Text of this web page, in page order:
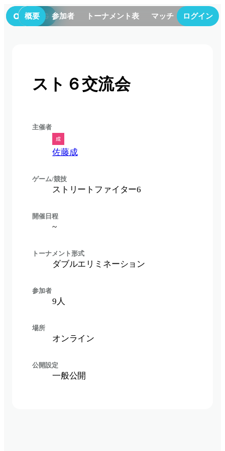
スト６交流会
主催者
佐藤成
ゲーム/競技
ストリートファイター6
開催日程
~
トーナメント形式
ダブルエリミネーション
参加者
9 人
場所
オンライン
公開設定
一般公開
概要 参加者 トーナメント表 マッチ 順位
ログイン